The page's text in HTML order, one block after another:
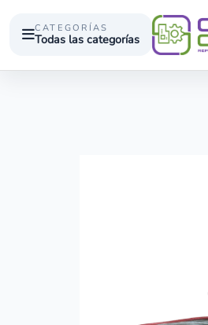
CATEGORÍAS
Todas las categorías